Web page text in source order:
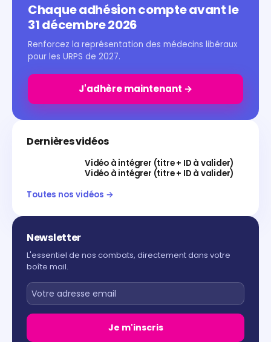
Chaque adhésion compte avant le
31 décembre 2026
Renforcez la représentation des médecins libéraux
pour les URPS de 2027.
J'adhère maintenant →
Dernières vidéos
Vidéo à intégrer (titre + ID à valider)
Vidéo à intégrer (titre + ID à valider)
Toutes nos vidéos →
Newsletter
L'essentiel de nos combats, directement dans votre
boîte mail.
Je m'inscris